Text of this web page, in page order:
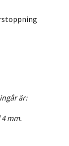
är:
mm.